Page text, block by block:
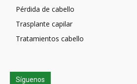
Pérdida de cabello
Trasplante capilar
Tratamientos cabello
Síguenos